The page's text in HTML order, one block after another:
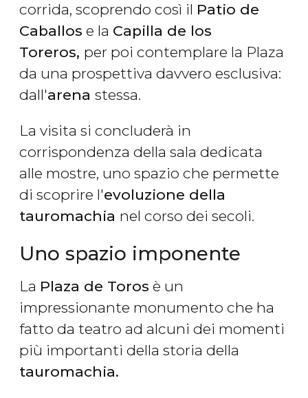
corrida, scoprendo così il Patio de
Caballos e la Capilla de los
Toreros, per poi contemplare la Plaza
da una prospettiva davvero esclusiva:
dall'arena stessa.
La visita si concluderà in
corrispondenza della sala dedicata
alle mostre, uno spazio che permette
di scoprire l'evoluzione della
tauromachia nel corso dei secoli.
Uno spazio imponente
La Plaza de Toros è un
impressionante monumento che ha
fatto da teatro ad alcuni dei momenti
più importanti della storia della
tauromachia.